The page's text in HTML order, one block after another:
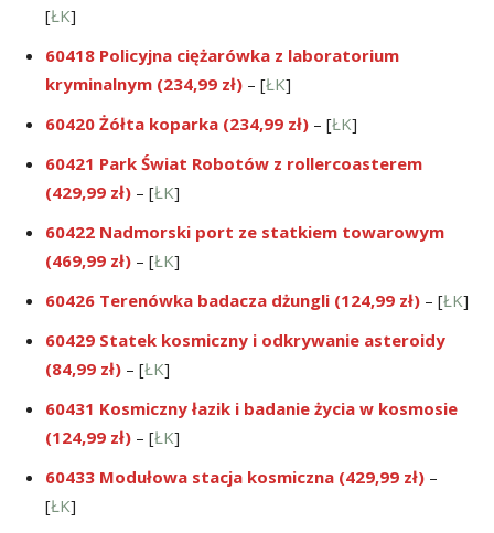
[ŁK]
60418 Policyjna ciężarówka z laboratorium
kryminalnym (234,99 zł) – [ŁK]
60420 Żółta koparka (234,99 zł) – [ŁK]
60421 Park Świat Robotów z rollercoasterem
(429,99 zł) – [ŁK]
60422 Nadmorski port ze statkiem towarowym
(469,99 zł) – [ŁK]
60426 Terenówka badacza dżungli (124,99 zł) – [ŁK]
60429 Statek kosmiczny i odkrywanie asteroidy
(84,99 zł) – [ŁK]
60431 Kosmiczny łazik i badanie życia w kosmosie
(124,99 zł) – [ŁK]
60433 Modułowa stacja kosmiczna (429,99 zł) –
[ŁK]